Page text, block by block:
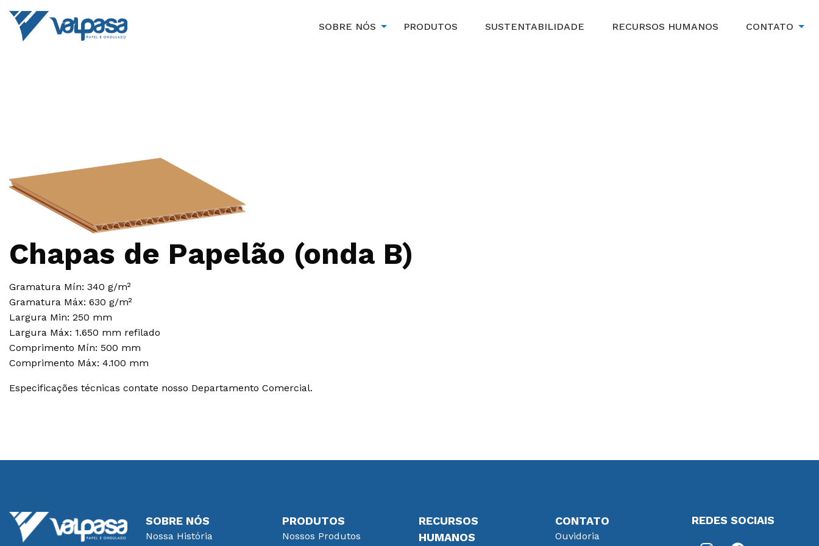
SOBRE NÓS PRODUTOS SUSTENTABILIDADE RECURSOS HUMANOS CONTATO
Chapas de Papelão (onda B)
Gramatura Mín: 340 g/m²
Gramatura Máx: 630 g/m²
Largura Min: 250 mm
Largura Máx: 1.650 mm refilado
Comprimento Mín: 500 mm
Comprimento Máx: 4.100 mm
Especificações técnicas contate nosso Departamento Comercial.
SOBRE NÓS
Nossa História
PRODUTOS
Nossos Produtos
RECURSOS
HUMANOS
CONTATO
Ouvidoria
REDES SOCIAIS